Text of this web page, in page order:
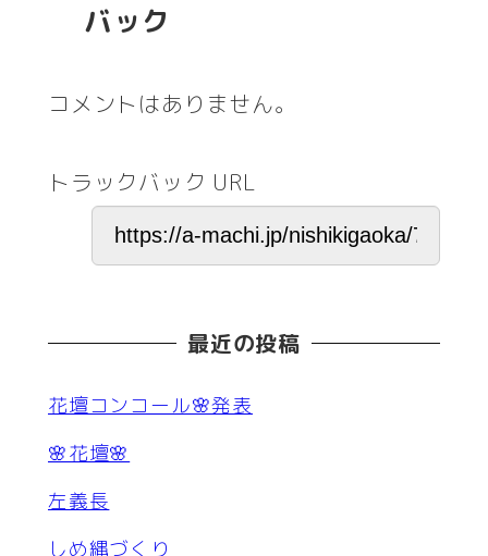
バック
コメントはありません。
トラックバック URL
最近の投稿
花壇コンコール🌸発表
🌸花壇🌸
左義長
しめ縄づくり